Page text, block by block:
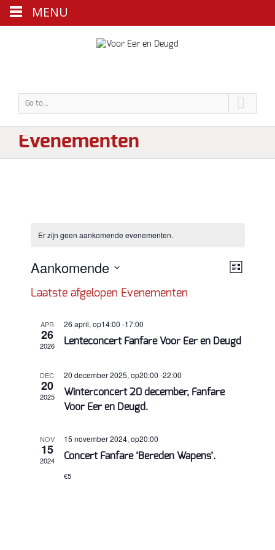
Go to...
Evenementen
Er zijn geen aankomende evenementen.
navigatie
Lijst
Aankomende
een
Laatste afgelopen Evenementen
APR
26
2026
26 april, op14:00 -17:00
Lenteconcert Fanfare Voor Eer en Deugd
DEC
20
2025
20 december 2025, op20:00 -22:00
Winterconcert 20 december, Fanfare
Voor Eer en Deugd.
NOV
15
2024
15 november 2024, op20:00
Concert Fanfare ‘Bereden Wapens’.
€5
MENU